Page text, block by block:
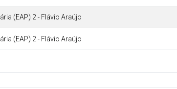
(EAP) 2 - Flávio Araújo
(EAP) 2 - Flávio Araújo